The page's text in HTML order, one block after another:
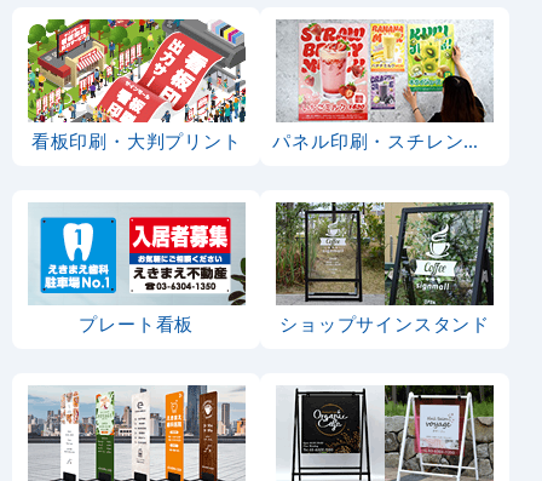
看板印刷・大判プリント パネル印刷・スチレンボード
プレート看板 ショップサインスタンド